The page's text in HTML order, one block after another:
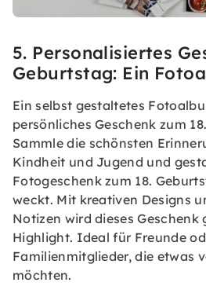
5. Personalisiertes
Geburtstag: Ein
Ein selbst gestaltetes
persönliches Geschenk zum
Sammle die schönsten
Kindheit und Jugend und
Fotogeschenk zum 18.
weckt. Mit kreativen Designs
Notizen wird dieses Geschenk
Highlight. Ideal für Freunde
Familienmitglieder, die etwas
möchten.